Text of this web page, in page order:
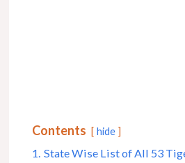
Contents hide
1. State Wise List of All 53